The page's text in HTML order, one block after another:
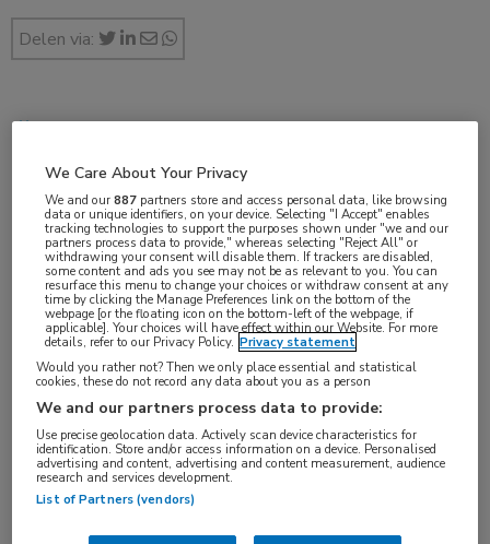
Delen via:
Vakgebieden:
Infectieziekten
Aandachtsgebieden:
Hepatitis
Tags:
hepatitis B ,hepatitis C
We Care About Your Privacy
We and our887 partners store and access personal data, like browsing
data or unique identifiers, on your device. Selecting "I Accept" enables
tracking technologies to support the purposes shown under "we and our
partners process data to provide," whereas selecting "Reject All" or
withdrawing your consent will disable them. If trackers are disabled,
some content and ads you see may not be as relevant to you. You can
resurface this menu to change your choices or withdraw consent at any
time by clicking the Manage Preferences link on the bottom of the
webpage [or the floating icon on the bottom-left of the webpage, if
applicable]. Your choices will have effect within our Website. For more
details, refer to our Privacy Policy. Privacy statement
Would you rather not? Then we only place essential and statistical
cookies, these do not record any data about you as a person
We and our partners process data to provide:
Use precise geolocation data. Actively scan device characteristics for
identification. Store and/or access information on a device. Personalised
advertising and content, advertising and content measurement, audience
research and services development.
List of Partners (vendors)